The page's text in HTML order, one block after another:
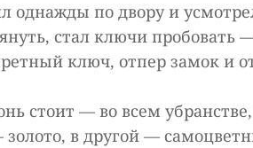
однажды по двору и
стал ключи
ключ, отпер замок и
стоит — во всем
в другой —